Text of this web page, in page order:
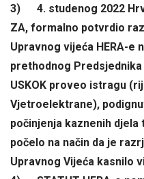
3) 4. studenog 2022
ZA, formalno potvrdio
Upravnog vijeća HERA-e
prethodnog Predsjednika
USKOK proveo istragu
Vjetroelektrane),
počinjenja kaznenih
počelo na način da je
Upravnog Vijeća kasnilo